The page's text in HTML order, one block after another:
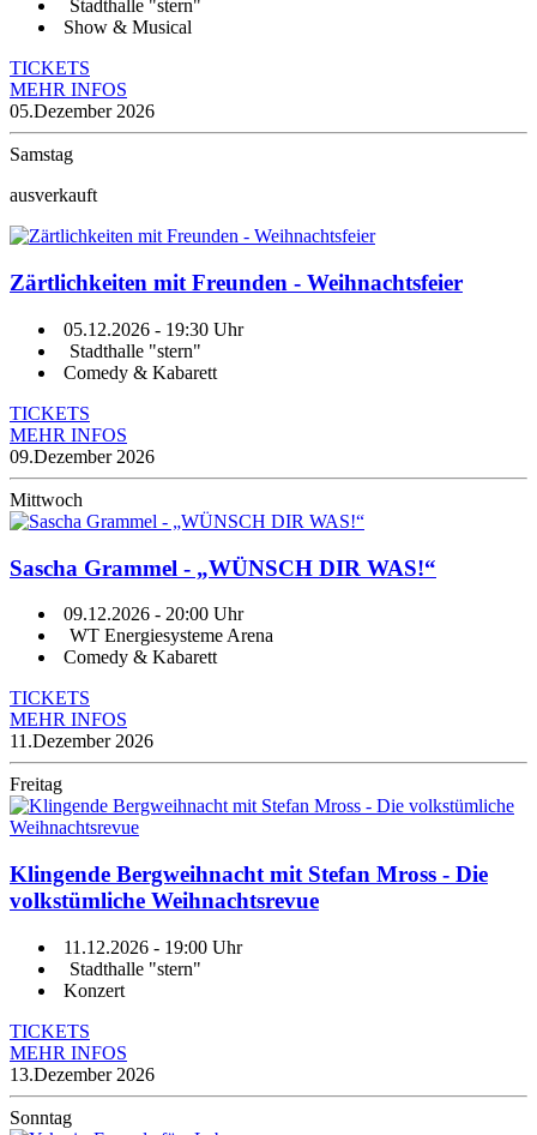
Stadthalle "stern"
Show & Musical
TICKETS
MEHR INFOS
05.Dezember 2026
Samstag
ausverkauft
Zärtlichkeiten mit Freunden - Weihnachtsfeier
05.12.2026 - 19:30 Uhr
Stadthalle "stern"
Comedy & Kabarett
TICKETS
MEHR INFOS
09.Dezember 2026
Mittwoch
Sascha Grammel - „WÜNSCH DIR WAS!“
09.12.2026 - 20:00 Uhr
WT Energiesysteme Arena
Comedy & Kabarett
TICKETS
MEHR INFOS
11.Dezember 2026
Freitag
Klingende Bergweihnacht mit Stefan Mross - Die
volkstümliche Weihnachtsrevue
11.12.2026 - 19:00 Uhr
Stadthalle "stern"
Konzert
TICKETS
MEHR INFOS
13.Dezember 2026
Sonntag